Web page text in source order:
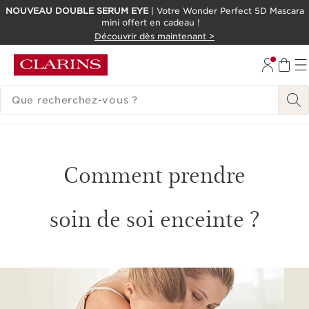
ALLER AU CONTENU
NOUVEAU DOUBLE SERUM EYE| Votre Wonder Perfect 5D Mascara
mini offert en cadeau !
Découvrir dès maintenant >
HISTORIQUE DES RECHERCHES
Comment prendre
soin de soi enceinte ?